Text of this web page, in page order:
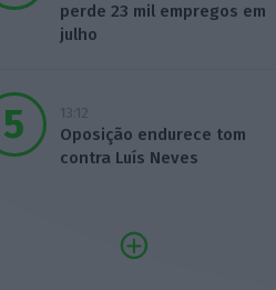
perde 23 mil empregos em
julho
13:12
Oposição endurece tom
contra Luís Neves